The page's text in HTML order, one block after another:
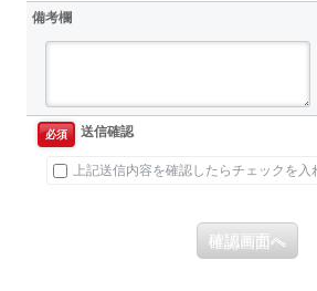
備考欄
必須 送信確認
上記送信内容を確認したらチェックを入
確認画面へ